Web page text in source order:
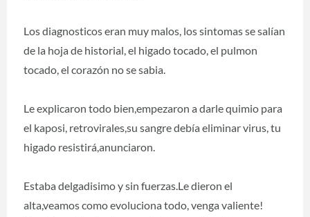
Los diagnosticos eran muy malos, los sintomas se salían
de la hoja de historial, el higado tocado, el pulmon
tocado, el corazón no se sabia.
Le explicaron todo bien,empezaron a darle quimio para
el kaposi, retrovirales,su sangre debía eliminar virus, tu
higado resistirá,anunciaron.
Estaba delgadisimo y sin fuerzas.Le dieron el
alta,veamos como evoluciona todo, venga valiente!